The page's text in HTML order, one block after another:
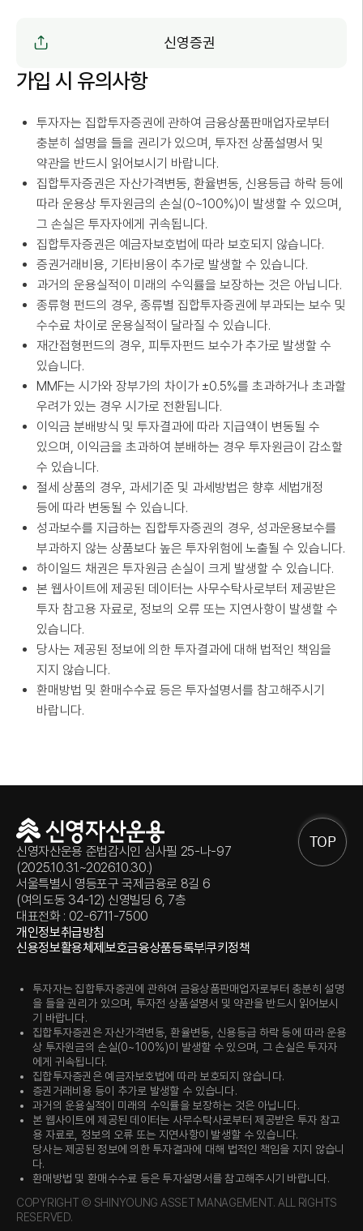
신영증권
가입 시 유의사항
투자자는 집합투자증권에 관하여 금융상품판매업자로부터
충분히 설명을 들을 권리가 있으며, 투자전 상품설명서 및
약관을 반드시 읽어보시기 바랍니다.
집합투자증권은 자산가격변동, 환율변동, 신용등급 하락 등에
따라 운용상 투자원금의 손실(0~100%)이 발생할 수 있으며,
그 손실은 투자자에게 귀속됩니다.
집합투자증권은 예금자보호법에 따라 보호되지 않습니다.
증권거래비용, 기타비용이 추가로 발생할 수 있습니다.
과거의 운용실적이 미래의 수익률을 보장하는 것은 아닙니다.
종류형 펀드의 경우, 종류별 집합투자증권에 부과되는 보수 및
수수료 차이로 운용실적이 달라질 수 있습니다.
재간접형펀드의 경우, 피투자펀드 보수가 추가로 발생할 수
있습니다.
MMF는 시가와 장부가의 차이가 ±0.5%를 초과하거나 초과할
우려가 있는 경우 시가로 전환됩니다.
이익금 분배방식 및 투자결과에 따라 지급액이 변동될 수
있으며, 이익금을 초과하여 분배하는 경우 투자원금이 감소할
수 있습니다.
절세 상품의 경우, 과세기준 및 과세방법은 향후 세법개정
등에 따라 변동될 수 있습니다.
성과보수를 지급하는 집합투자증권의 경우, 성과운용보수를
부과하지 않는 상품보다 높은 투자위험에 노출될 수 있습니다.
하이일드 채권은 투자원금 손실이 크게 발생할 수 있습니다.
본 웹사이트에 제공된 데이터는 사무수탁사로부터 제공받은
투자 참고용 자료로, 정보의 오류 또는 지연사항이 발생할 수
있습니다.
당사는 제공된 정보에 의한 투자결과에 대해 법적인 책임을
지지 않습니다.
환매방법 및 환매수수료 등은 투자설명서를 참고해주시기
바랍니다.
신영자산운용 준법감시인 심사필 25-나-97
(2025.10.31.~2026.10.30.)
서울특별시 영등포구 국제금융로 8길 6
(여의도동 34-12) 신영빌딩 6, 7층
대표전화 : 02-6711-7500
TOP
개인정보취급방침
신용정보활용체제보호금융상품등록부쿠키정책
투자자는 집합투자증권에 관하여 금융상품판매업자로부터 충분히 설명
을 들을 권리가 있으며, 투자전 상품설명서 및 약관을 반드시 읽어보시
기 바랍니다.
집합투자증권은 자산가격변동, 환율변동, 신용등급 하락 등에 따라 운용
상 투자원금의 손실(0~100%)이 발생할 수 있으며, 그 손실은 투자자
에게 귀속됩니다.
집합투자증권은 예금자보호법에 따라 보호되지 않습니다.
증권거래비용 등이 추가로 발생할 수 있습니다.
과거의 운용실적이 미래의 수익률을 보장하는 것은 아닙니다.
본 웹사이트에 제공된 데이터는 사무수탁사로부터 제공받은 투자 참고
용 자료로, 정보의 오류 또는 지연사항이 발생할 수 있습니다.
당사는 제공된 정보에 의한 투자결과에 대해 법적인 책임을 지지 않습니
다.
환매방법 및 환매수수료 등은 투자설명서를 참고해주시기 바랍니다.
COPYRIGHT Ⓒ SHINYOUNG ASSET MANAGEMENT. ALL RIGHTS
RESERVED.